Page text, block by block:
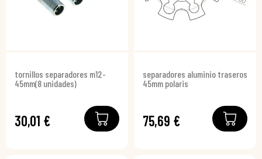
tornillos separadores m12-
45mm(8 unidades)
30,01 €
separadores aluminio traseros
45mm polaris
75,69 €